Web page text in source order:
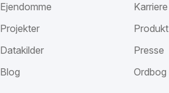
Ejendomme
Projekter
Datakilder
Blog
Karriere
Produkt
Presse
Ordbog